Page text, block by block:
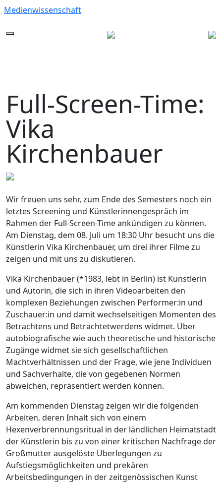
Medienwissenschaft
Full-Screen-Time:
Vika
Kirchenbauer
Wir freuen uns sehr, zum Ende des Semesters noch ein
letztes Screening und Künstlerinnengespräch im
Rahmen der Full-Screen-Time ankündigen zu können.
Am Dienstag, dem 08. Juli um 18:30 Uhr besucht uns die
Künstlerin Vika Kirchenbauer, um drei ihrer Filme zu
zeigen und mit uns zu diskutieren.
Vika Kirchenbauer (*1983, lebt in Berlin) ist Künstlerin
und Autorin, die sich in ihren Videoarbeiten den
komplexen Beziehungen zwischen Performer:in und
Zuschauer:in und damit wechselseitigen Momenten des
Betrachtens und Betrachtetwerdens widmet. Über
autobiografische wie auch theoretische und historische
Zugänge widmet sie sich gesellschaftlichen
Machtverhältnissen und der Frage, wie jene Individuen
und Sachverhalte, die von gegebenen Normen
abweichen, repräsentiert werden können.
Am kommenden Dienstag zeigen wir die folgenden
Arbeiten, deren Inhalt sich von einem
Hexenverbrennungsritual in der ländlichen Heimatstadt
der Künstlerin bis zu von einer kritischen Nachfrage der
Großmutter ausgelöste Überlegungen zu
Aufstiegsmöglichkeiten und prekären
Arbeitsbedingungen in der zeitgenössischen Kunst